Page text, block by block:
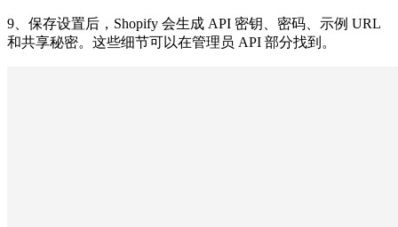
9、保存设置后，Shopify 会生成 API 密钥、密码、示例 URL
和共享秘密。这些细节可以在管理员 API 部分找到。